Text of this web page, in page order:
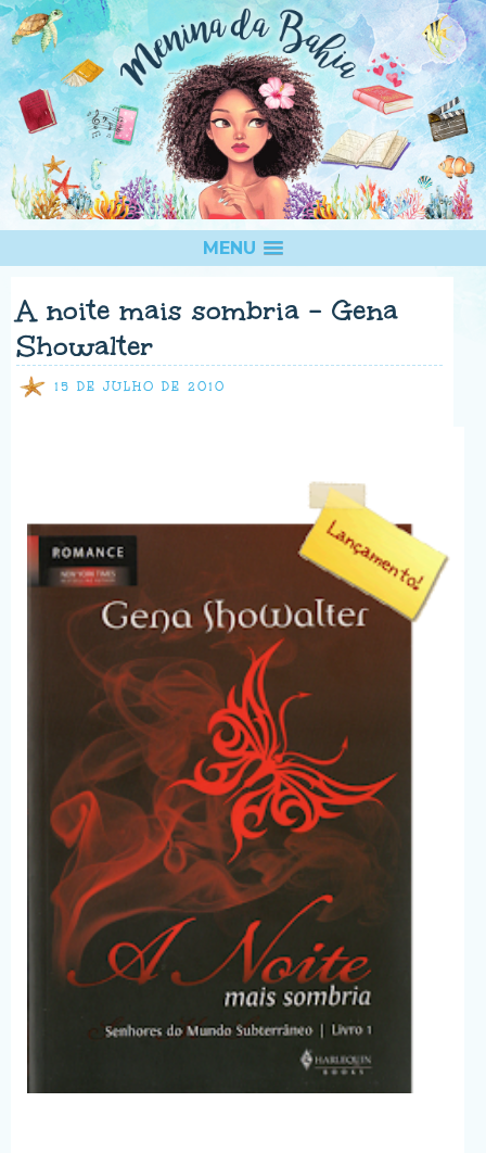
MENU
A noite mais sombria - Gena
Showalter
15 DE JULHO DE 2010